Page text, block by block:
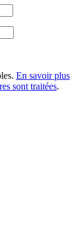
En savoir plus
sont traitées.